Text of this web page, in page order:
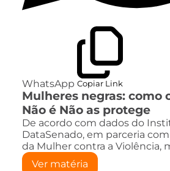
WhatsApp Copiar Link
Mulheres negras: como
Não é Não as protege
De acordo com dados do
DataSenado, em parceria
da Mulher contra a Violência,
Ver matéria